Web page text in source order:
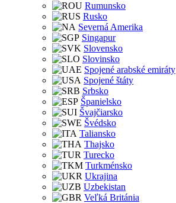
Rumunsko
Rusko
Severná Amerika
Singapur
Slovensko
Slovinsko
Spojené arabské emiráty
Spojené štáty
Srbsko
Španielsko
Švajčiarsko
Švédsko
Taliansko
Thajsko
Turecko
Turkménsko
Ukrajina
Uzbekistan
Veľká Británia